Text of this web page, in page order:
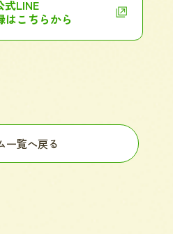
式LINE
はこちらから
一覧へ戻る